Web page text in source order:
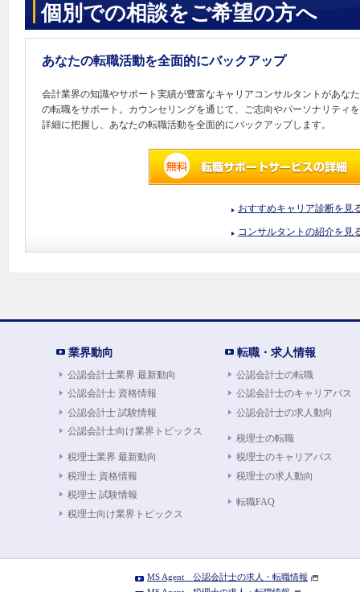
個別での相談をご希望の方へ
あなたの転職活動を全面的にバックアップ
会計業界の知識やサポート実績が豊富なキャリアコンサルタントがあなた
の転職をサポート。カウンセリングを通じて、ご志向やパーソナリティを
詳細に把握し、あなたの転職活動を全面的にバックアップします。
おすすめキャリア診断を見
コンサルタントの紹介を見
業界動向
公認会計士業界 最新動向
公認会計士 資格情報
公認会計士 試験情報
公認会計士向け業界トピックス
税理士業界 最新動向
税理士 資格情報
税理士 試験情報
税理士向け業界トピックス
転職・求人情報
公認会計士の転職
公認会計士のキャリアパス
公認会計士の求人動向
税理士の転職
税理士のキャリアパス
税理士の求人動向
転職FAQ
MS Agent 公認会計士の求人・転職情報